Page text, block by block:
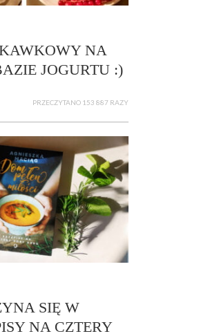
NA
JOGURTU :)
PRZECZYTANO 153 887 RAZY
SIĘ W
NA CZTERY